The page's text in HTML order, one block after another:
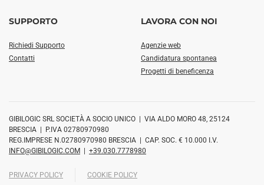
SUPPORTO
Richiedi Supporto
Contatti
LAVORA CON NOI
Agenzie web
Candidatura spontanea
Progetti di beneficenza
GIBILOGIC SRL SOCIETÀ A SOCIO UNICO | VIA ALDO MORO 48, 25124
BRESCIA | P.IVA 02780970980
REG.IMPRESE N.02780970980 BRESCIA | CAP. SOC. € 10.000 I.V.
INFO@GIBILOGIC.COM
+39.030.7778980
PRIVACY POLICY COOKIE POLICY